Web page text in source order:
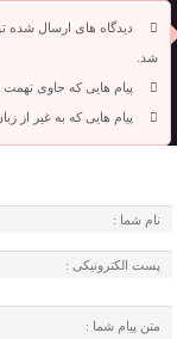
دیدگاه های ارسال شده
شد.
پیام هایی که حاوی تهمت
پیام هایی که به غیر از